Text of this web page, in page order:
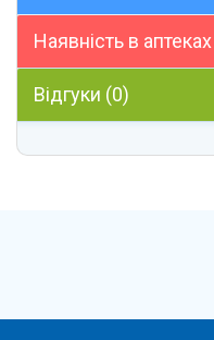
Наявність в аптеках
Відгуки (0)